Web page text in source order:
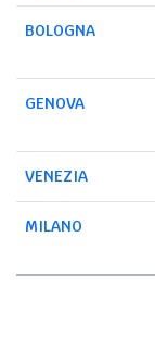
BOLOGNA
GENOVA
VENEZIA
MILANO